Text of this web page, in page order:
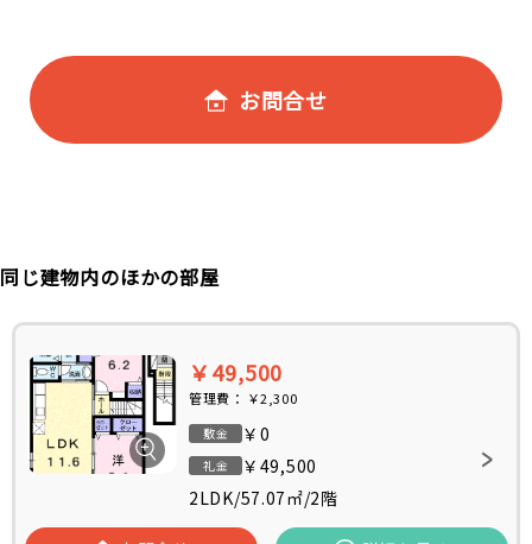
お問合せ
同じ建物内のほかの部屋
￥49,500
管理費： ￥2,300
敷金 ￥0
礼金
￥49,500
2LDK/57.07㎡/2階